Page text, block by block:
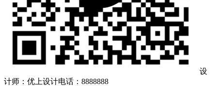
设
计师：优上设计电话：8888888